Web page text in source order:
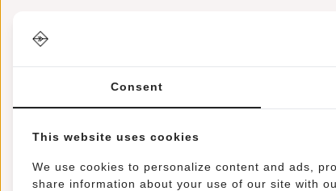
Artikelnummer::
51.147538
Verfügbarkeit:
INHALT - Viel Stauraum dank des
oberen Ende der Tasche abrollt. Ideal für
Außenseite. Praktisch für Schlüssel,
Consent
This website uses cookies
We use cookies to personalize content and ads,
share information about your use of our site with